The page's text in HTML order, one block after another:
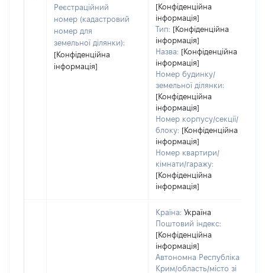
Реєстраційний
номер (кадастровий
номер для
земельної ділянки):
[Конфіденційна
інформація]
[Конфіденційна
інформація]
Тип: [Конфіденційна
інформація]
Назва: [Конфіденційна
інформація]
Номер будинку/
земельної ділянки:
[Конфіденційна
інформація]
Номер корпусу/секції/
блоку: [Конфіденційна
інформація]
Номер квартири/
кімнати/гаражу:
[Конфіденційна
інформація]
Країна: Україна
Поштовий індекс:
[Конфіденційна
інформація]
Автономна Республіка
Крим/область/місто зі